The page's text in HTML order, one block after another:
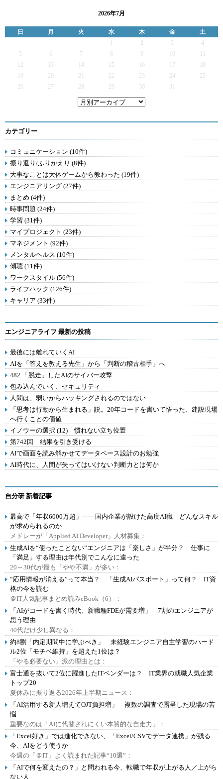
2026年7月
日 月 火 水 木 金
土
1
2 3
4
5
6 7 8 9 10
11
12
13 14 15 16 17
18
19
20 21 22 23 24
25
26
27 28 29 30 31
カテゴリー
コミュニケーション (10件)
振り返り/ふりかえり (8件)
大事なことは大体ゲームから教わった (19件)
エンジニアリング (27件)
まとめ (4件)
時事問題 (24件)
学習 (31件)
マイプロジェクト (23件)
マネジメント (92件)
メンタルヘルス (10件)
傾聴 (11件)
ワークスタイル (56件)
ライフハック (126件)
キャリア (33件)
エンジニアライフ 最新の投稿
最後には離れていくAI
AIを「答えを教える先生」から「判断の稽古相手」へ
482.「脱走」したAIのサイバー攻撃
包み込んでいく、セキュリティ
人間は、弱いからハッキングされるのではない
「思考は行動から生まれる」説。20年コードを書いて悟った、建設現場
へ行くことの価値
イノウーの選択 (12) 慣れない立ち位置
第742回 結果を引き受ける
AIで画面を読み解かせてデータベース設計のお勉強
AI時代に、人間が失ってはいけない判断力とは何か
自分研 新着記事
最高で「年収6000万超」――国内企業が設けた高度AI職 どんなスキル
が求められるのか
メドレーが「Applied AI Developer」人材募集：
生成AIを“使ったことない”エンジニアは「楽しさ」が半分？ 仕事に
「満足」する理由は年代別でこんなに違った
20～30代が最も「やや不満」が多い：
“応用情報が消える”って本当？ 「生成AIパスポート」って何？ IT資
格の今を読む
＠IT人気記事まとめ読みeBook（6）：
「AIがコードを書く時代、新職種FDEが需要増」 7割のエンジニアが
思う理由
40代だけ少し異なる：
約8割「内定期間中に学ぶべき」 未経験エンジニア自主学習のハード
ル2位「モチベ維持」を超えた1位は？
「やる必要ない」派の理由とは：
富士通を抜いて2位に躍進したITベンダーは？ IT業界の就職人気企業
トップ20
夏休みに振り返る2026年上半期ニュース：
「AI活用する新人増えてOJT負担増」 複数の調査で露呈した現場の苦
悩
重要なのは「AIに代替されにくい本質的な自走力」：
「Excel好き」では進化できない、「Excel/CSVでデータ連携」が残る
今、AIをどう使うか
今週の「＠IT」よく読まれた記事“10選”：
「AIで何を変えたの？」と問われる今、転職で年収が上がる人／上がら
ない人